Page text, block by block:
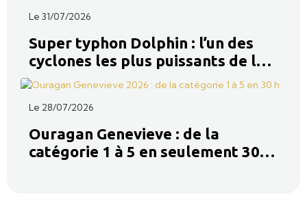
Le 31/07/2026
Super typhon Dolphin : l’un des
cyclones les plus puissants de la
saison 2026 dans le Pacifique
Ouest
Le 28/07/2026
Ouragan Genevieve : de la
catégorie 1 à 5 en seulement 30